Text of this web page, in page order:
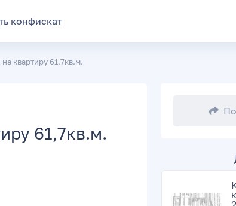
конфискат
квартиру 61,7кв.м.
61,7кв.м.